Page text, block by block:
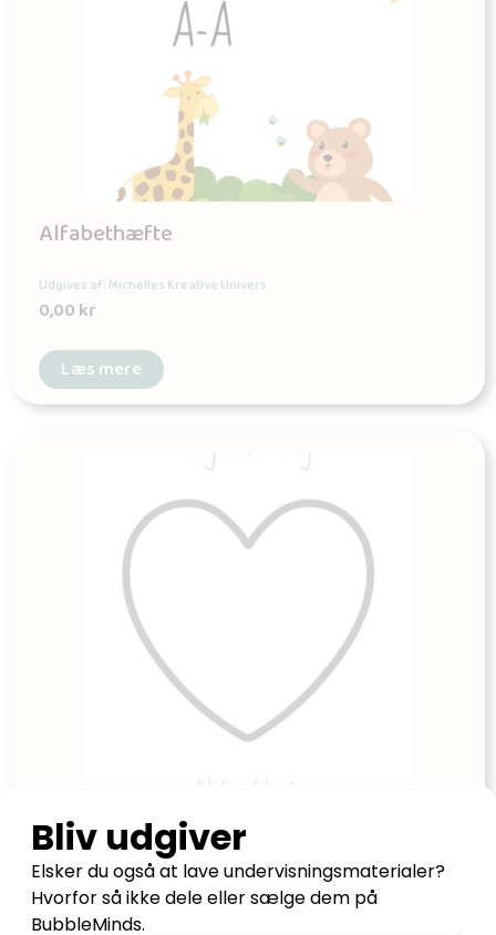
Alfabethæfte
Udgives af: Michelles Kreative Univers
0,00kr
Læs mere
Mosaik hjerte
Udgives af: Michelles Kreative Univers
0,00kr